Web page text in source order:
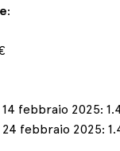
:
febbraio 2025:
febbraio 2025: